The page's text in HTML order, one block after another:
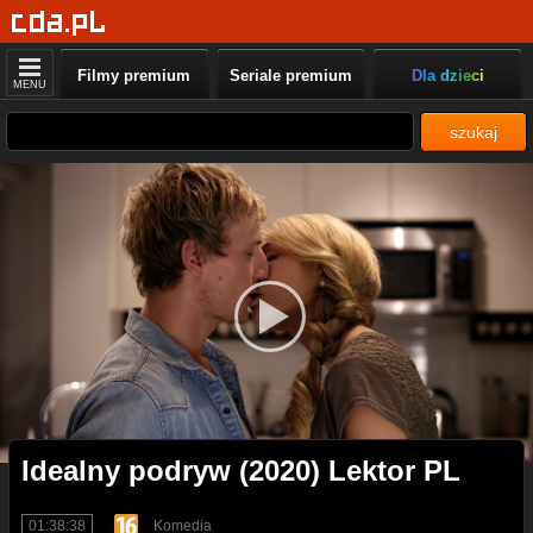
MENU Filmy premium Seriale premium Dla dzieci
szukaj
Idealny podryw (2020) Lektor PL
01:38:38 Komedia